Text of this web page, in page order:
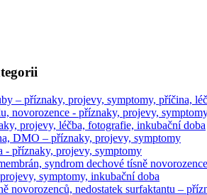
– příznaky, projevy, symptomy, příčina,
novorozence - příznaky, projevy,
projevy, léčba, fotografie, inkubační doba
DMO – příznaky, projevy, symptomy
- příznaky, projevy, symptomy
syndrom dechové tísně
symptomy, inkubační doba
novorozenců, nedostatek surfaktantu –